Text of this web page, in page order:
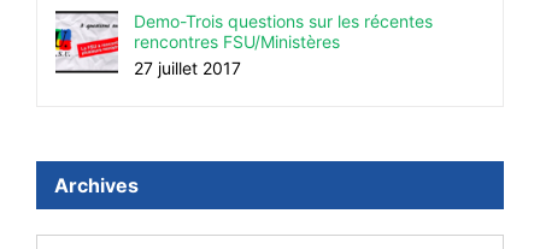
Demo-Trois questions sur les récentes
rencontres FSU/Ministères
27 juillet 2017
Archives